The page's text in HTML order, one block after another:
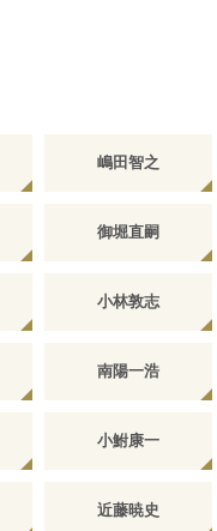
嶋田智之
御堀直嗣
小林敦志
南陽一浩
小鮒康一
近藤暁史